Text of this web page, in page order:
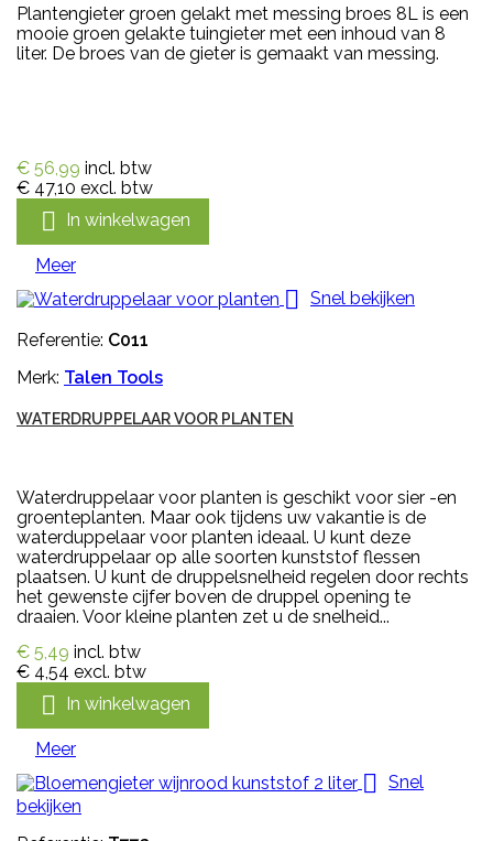
Plantengieter groen gelakt met messing broes 8L is een
mooie groen gelakte tuingieter met een inhoud van 8
liter. De broes van de gieter is gemaakt van messing.
€ 56,99 incl. btw
€ 47,10 excl. btw
 In winkelwagen
Meer
 Snel bekijken
Referentie: C011
Merk: Talen Tools
WATERDRUPPELAAR VOOR PLANTEN
Waterdruppelaar voor planten is geschikt voor sier -en
groenteplanten. Maar ook tijdens uw vakantie is de
waterduppelaar voor planten ideaal. U kunt deze
waterdruppelaar op alle soorten kunststof flessen
plaatsen. U kunt de druppelsnelheid regelen door rechts
het gewenste cijfer boven de druppel opening te
draaien. Voor kleine planten zet u de snelheid...
€ 5,49 incl. btw
€ 4,54 excl. btw
 In winkelwagen
Meer
 Snel
bekijken